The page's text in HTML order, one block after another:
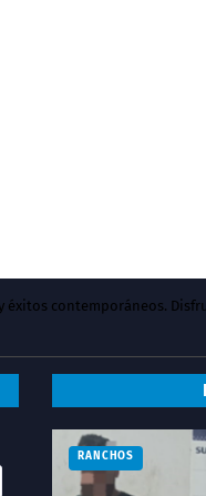
éxitos contemporáneos.
RANCHOS